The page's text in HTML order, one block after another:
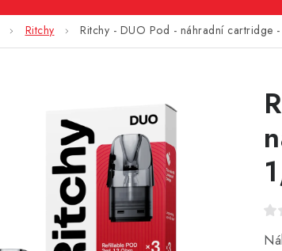
Ritchy Ritchy - DUO Pod - náhradní cartridge